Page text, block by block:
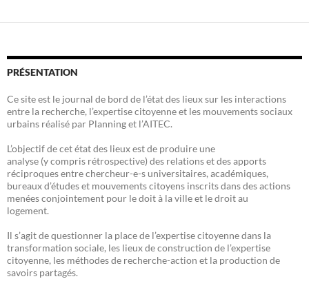
PRÉSENTATION
Ce site est le journal de bord de l’état des lieux sur les interactions
entre la recherche, l’expertise citoyenne et les mouvements sociaux
urbains réalisé par Planning et l’AITEC.
L’objectif de cet état des lieux est de produire une
analyse (y compris rétrospective) des relations et des apports
réciproques entre chercheur-e-s universitaires, académiques,
bureaux d’études et mouvements citoyens inscrits dans des actions
menées conjointement pour le doit à la ville et le droit au
logement.
Il s’agit de questionner la place de l’expertise citoyenne dans la
transformation sociale, les lieux de construction de l’expertise
citoyenne, les méthodes de recherche-action et la production de
savoirs partagés.